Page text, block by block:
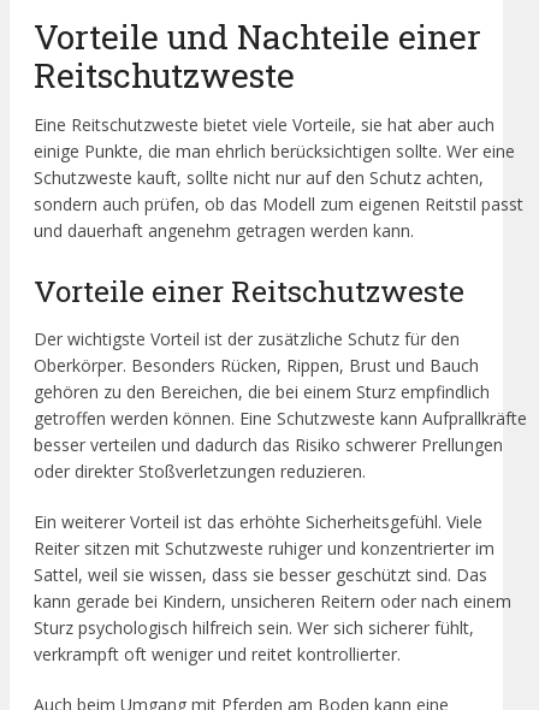
Vorteile und Nachteile einer
Reitschutzweste
Eine Reitschutzweste bietet viele Vorteile, sie hat aber auch
einige Punkte, die man ehrlich berücksichtigen sollte. Wer eine
Schutzweste kauft, sollte nicht nur auf den Schutz achten,
sondern auch prüfen, ob das Modell zum eigenen Reitstil passt
und dauerhaft angenehm getragen werden kann.
Vorteile einer Reitschutzweste
Der wichtigste Vorteil ist der zusätzliche Schutz für den
Oberkörper. Besonders Rücken, Rippen, Brust und Bauch
gehören zu den Bereichen, die bei einem Sturz empfindlich
getroffen werden können. Eine Schutzweste kann Aufprallkräfte
besser verteilen und dadurch das Risiko schwerer Prellungen
oder direkter Stoßverletzungen reduzieren.
Ein weiterer Vorteil ist das erhöhte Sicherheitsgefühl. Viele
Reiter sitzen mit Schutzweste ruhiger und konzentrierter im
Sattel, weil sie wissen, dass sie besser geschützt sind. Das
kann gerade bei Kindern, unsicheren Reitern oder nach einem
Sturz psychologisch hilfreich sein. Wer sich sicherer fühlt,
verkrampft oft weniger und reitet kontrollierter.
Auch beim Umgang mit Pferden am Boden kann eine